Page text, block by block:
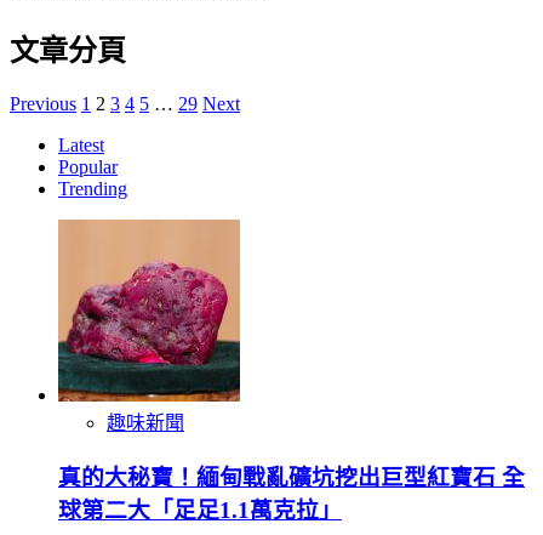
文章分頁
Previous 1 2 3 4 5 … 29 Next
Latest
Popular
Trending
趣味新聞
真的大秘寶！緬甸戰亂礦坑挖出巨型紅寶石 全
球第二大「足足1.1萬克拉」